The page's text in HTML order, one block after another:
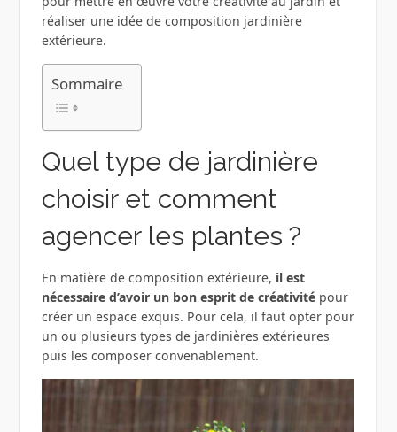
réaliser une idée de composition jardinière
extérieure.
Sommaire
Quel type de jardinière
choisir et comment
agencer les plantes ?
En matière de composition extérieure, il est
nécessaire d’avoir un bon esprit de créativitépour
créer un espace exquis. Pour cela, il faut opter pour
un ou plusieurs types de jardinières extérieures
puis les composer convenablement.